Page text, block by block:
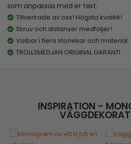
som anpassas med er text.
Tillverkade av oss! Högsta kvalité!
Skruv och distanser medföljer!
Valbar i flera storlekar och material.
TROLLSMEDJAN ORIGINAL GARANTI
INSPIRATION -